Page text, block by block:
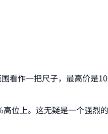
看作一把尺子，最高价是
位上。这无疑是一个强烈的